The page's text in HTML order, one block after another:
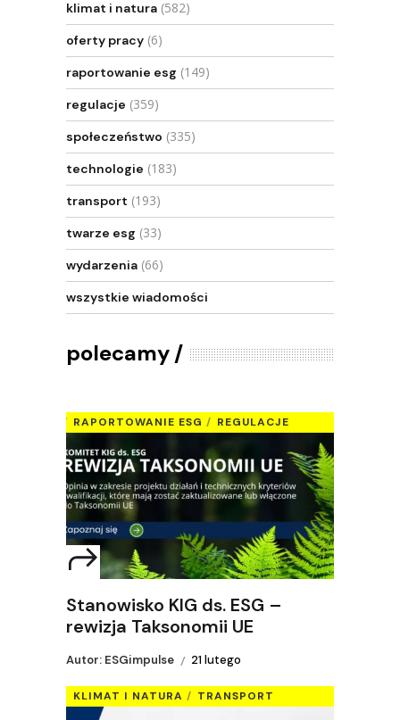
klimat i natura (582)
oferty pracy (6)
raportowanie esg (149)
regulacje (359)
społeczeństwo (335)
technologie (183)
transport (193)
twarze esg (33)
wydarzenia (66)
wszystkie wiadomości
polecamy
RAPORTOWANIE ESG REGULACJE
Stanowisko KIG ds. ESG –
rewizja Taksonomii UE
Autor: ESGimpulse 21 lutego
KLIMAT I NATURA TRANSPORT